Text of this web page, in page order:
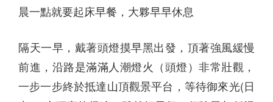
晨一點就要起床早餐，大夥早早休息
隔天一早，戴著頭燈摸早黑出發，頂著強風緩慢
前進，沿路是滿滿人潮燈火（頭燈）非常壯觀，
一步一步終於抵達山頂觀景平台，等待御來光(日